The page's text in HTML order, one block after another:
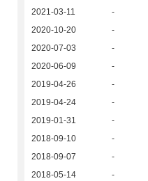
2021-03-11
-
2020-10-20
-
2020-07-03
-
2020-06-09
-
2019-04-26
-
2019-04-24
-
2019-01-31
-
2018-09-10
-
2018-09-07
-
2018-05-14
-